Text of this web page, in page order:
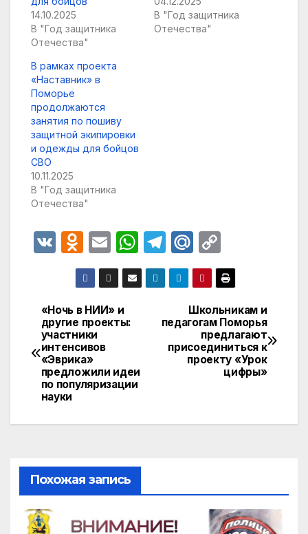
14.10.2025
В "Год защитника
Отечества"
В "Год защитника
Отечества"
В рамках проекта
«Наставник» в
Поморье
продолжаются
занятия по пошиву
защитной экипировки
и одежды для бойцов
СВО
10.11.2025
В "Год защитника
Отечества"
V
O
d
n
o
kl
a
s
s
ni
E
m
ail
W
h
at
p
T
el
e
a
m
M
ail
.R
u
o
p
y
Li
n
k
Навигация
по
записям
Школьникам и
педагогам Поморья
предлагают
присоединиться к
проекту «Урок
цифры»
«Ночь в НИИ» и
другие проекты:
участники
интенсивов
«Эврика»
предложили идеи
по популяризации
науки
Похожая запись